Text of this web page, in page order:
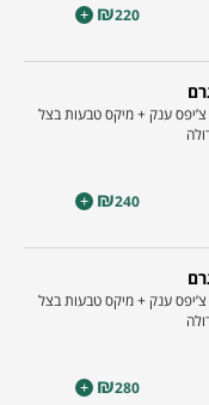
₪220
+
גרם בקר + צ’יפס ענק + מיקס טבעות בצל
₪240
+
גרם בקר + צ’יפס ענק + מיקס טבעות בצל
₪280
+